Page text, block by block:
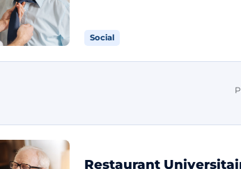
Social
Restaurant